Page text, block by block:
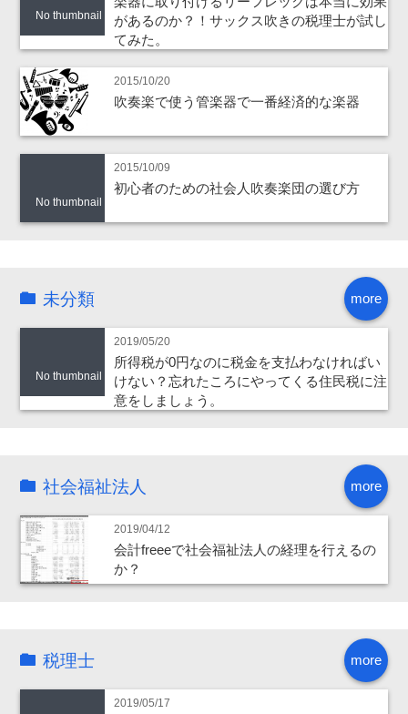
No thumbnail
があるのか？！サックス吹きの税理士が試し
てみた。
2015/10/20
吹奏楽で使う管楽器で一番経済的な楽器
No thumbnail
2015/10/09
初心者のための社会人吹奏楽団の選び方
more
未分類
No thumbnail
2019/05/20
所得税が0円なのに税金を支払わなければい
けない？忘れたころにやってくる住民税に注
意をしましょう。
more
社会福祉法人
2019/04/12
会計freeeで社会福祉法人の経理を行えるの
か？
more
税理士
2019/05/17